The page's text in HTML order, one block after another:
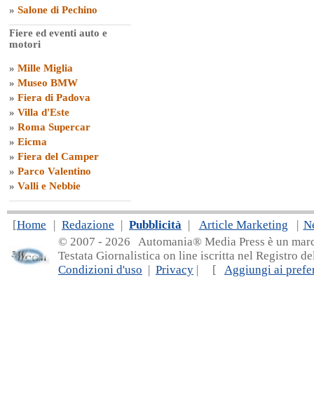
» Salone di Pechino
Fiere ed eventi auto e
motori
» Mille Miglia
» Museo BMW
» Fiera di Padova
» Villa d'Este
» Roma Supercar
» Eicma
» Fiera del Camper
» Parco Valentino
» Valli e Nebbie
[Home | Redazione | Pubblicità | Article Marketing |
© 2007 - 2026 Automania® Media Press è un
Testata Giornalistica on line iscritta nel Registro
Condizioni d'uso | Privacy | [ Aggiungi ai